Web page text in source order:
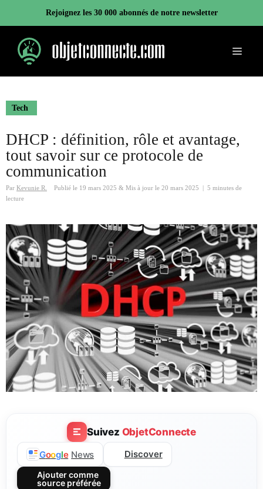
contenu
Rejoignez les 30 000 abonnés de notre newsletter
Menu
Tech
DHCP : définition, rôle et avantage,
tout savoir sur ce protocole de
communication
Par Kevunie R. Publié le 19 mars 2025 & Mis à jour le 20 mars 2025
5 minutes de
lecture
Suivez ObjetConnecte
Google News Discover
Ajouter comme
source préférée